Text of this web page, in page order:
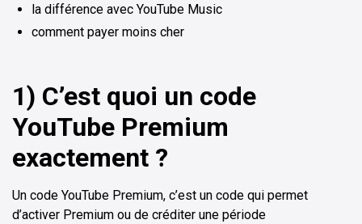
la différence avec YouTube Music
comment payer moins cher
1) C’est quoi un code
YouTube Premium
exactement ?
Un code YouTube Premium, c’est un code qui permet
d’activer Premium ou de créditer une période